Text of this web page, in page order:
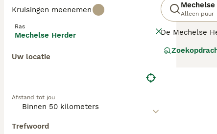
Kruisingen meenemen
Ras
Mechelse Herder
Uw locatie
Afstand tot jou
Trefwoord
Alleen puur
De Mechelse